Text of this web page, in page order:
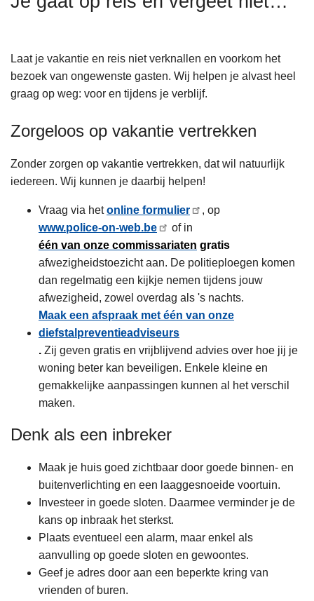
Laat je vakantie en reis niet verknallen en voorkom het
bezoek van ongewenste gasten. Wij helpen je alvast heel
graag op weg: voor en tijdens je verblijf.
Zorgeloos op vakantie vertrekken
Zonder zorgen op vakantie vertrekken, dat wil natuurlijk
iedereen. Wij kunnen je daarbij helpen!
Vraag via hetonline formulier
, op
www.police-on-web.be
of in
één van onze commissariaten gratis
afwezigheidstoezicht aan. De politieploegen komen
dan regelmatig een kijkje nemen tijdens jouw
afwezigheid, zowel overdag als 's nachts.
Maak een afspraak met één van onze
diefstalpreventieadviseurs
. Zij geven gratis en vrijblijvend advies over hoe jij je
woning beter kan beveiligen. Enkele kleine en
gemakkelijke aanpassingen kunnen al het verschil
maken.
Denk als een inbreker
Maak je huis goed zichtbaar door goede binnen- en
buitenverlichting en een laaggesnoeide voortuin.
Investeer in goede sloten. Daarmee verminder je de
kans op inbraak het sterkst.
Plaats eventueel een alarm, maar enkel als
aanvulling op goede sloten en gewoontes.
Geef je adres door aan een beperkte kring van
vrienden of buren.